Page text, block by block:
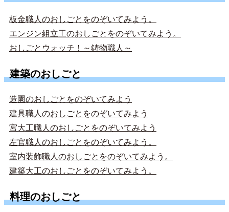
板金職人のおしごとをのぞいてみよう。
エンジン組立工のおしごとをのぞいてみよう。
おしごとウォッチ！～鋳物職人～
建築のおしごと
造園のおしごとをのぞいてみよう
建具職人のおしごとをのぞいてみよう
宮大工職人のおしごとをのぞいてみよう
左官職人のおしごとをのぞいてみよう。
室内装飾職人のおしごとをのぞいてみよう。
建築大工のおしごとをのぞいてみよう。
料理のおしごと